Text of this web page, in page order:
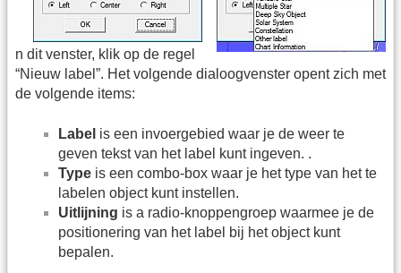
n dit venster, klik op de regel
“Nieuw label”. Het volgende dialoogvenster opent zich met
de volgende items:
Label is een invoergebied waar je de weer te
geven tekst van het label kunt ingeven. .
Type is een combo-box waar je het type van het te
labelen object kunt instellen.
Uitlijning is a radio-knoppengroep waarmee je de
positionering van het label bij het object kunt
bepalen.